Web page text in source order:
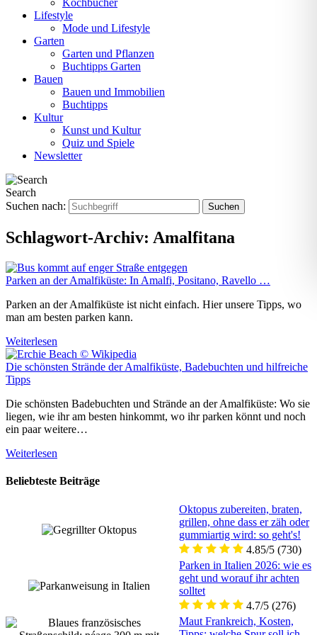
Kochbücher
Lifestyle
Mode und Lifestyle
Garten
Garten und Pflanzen
Buchtipps Garten
Bauen
Bauen und Immobilien
Buchtipps
Kultur
Kunst und Kultur
Quiz und Spiele
Newsletter
Search
Suchen nach:
Schlagwort-Archiv: Amalfitana
Parken an der Amalfiküste: In Amalfi, Positano, Ravello …
Parken an der Amalfiküste ist nicht einfach. Hier unsere Tipps, wo
man am besten parken kann.
Weiterlesen
Die schönsten Strände der Amalfiküste, Badebuchten und hilfreiche
Tipps
Die schönsten Badebuchten und Strände an der Amalfiküste: Wo sie
liegen, wie ihr am besten hinkommt, wo ihr parken könnt und noch
ein paar weitere…
Weiterlesen
Beliebteste Beiträge
Oktopus zubereiten, braten,
grillen, ohne dass er zäh oder
gummiartig wird: so geht's!
4.85/5 (730)
Parken in Italien 2026: wie es
geht und worauf ihr achten
solltet
4.7/5 (276)
Maut Frankreich, Kosten,